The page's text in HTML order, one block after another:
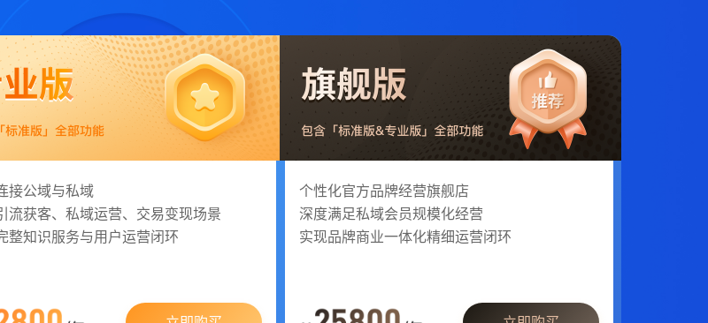
接公域与私域
流获客、私域运营、交易变现场景
整知识服务与用户运营闭环
个性化官方品牌经营旗舰店
深度满足私域会员规模化经营
实现品牌商业一体化精细运营闭环